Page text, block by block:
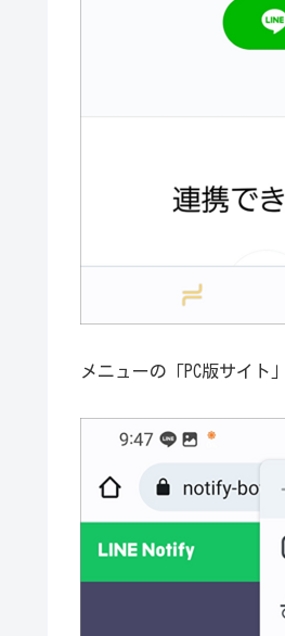
メニューの「PC版サイト